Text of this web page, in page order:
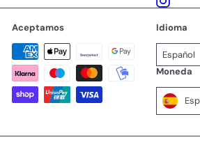
Aceptamos Idioma
Español
Moneda